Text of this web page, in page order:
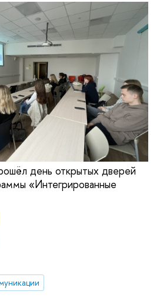
день открытых дверей
«Интегрированные